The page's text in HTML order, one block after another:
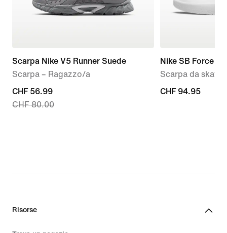
Scarpa Nike V5 Runner Suede
Scarpa – Ragazzo/a
current
price
CHF
CHF 56.99
CHF 80.00
Nike SB Force
Scarpa da
CHF
CHF 94.95
Risorse